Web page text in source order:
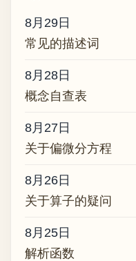
8月29日
常见的描述词
8月28日
概念自查表
8月27日
关于偏微分方程
8月26日
关于算子的疑问
8月25日
解析函数